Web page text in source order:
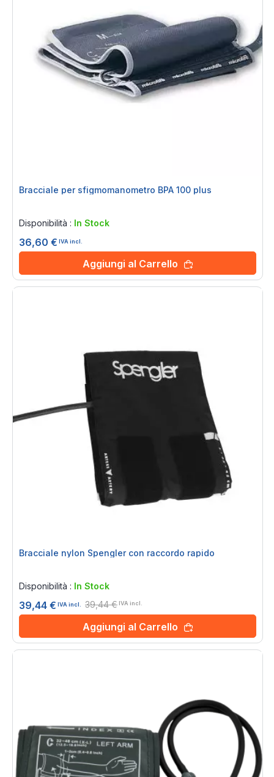
Bracciale per sfigmomanometro BPA 100 plus
Disponibilità : In Stock
36,60 € IVA incl.
Aggiungi al Carrello
Bracciale nylon Spengler con raccordo rapido
Disponibilità : In Stock
39,44 € IVA incl. 39,44 € IVA incl.
Aggiungi al Carrello